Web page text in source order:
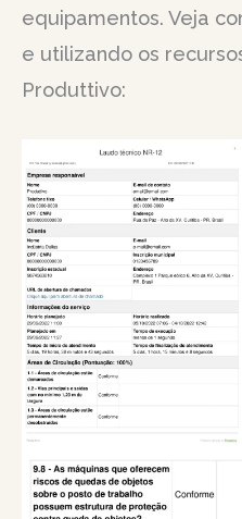
equipamentos. Veja
e utilizando os
Produttivo: